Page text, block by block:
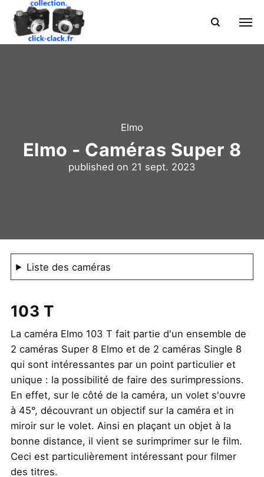
Elmo
Elmo - Caméras Super 8
published on 21 sept. 2023
Liste des caméras
103 T
La caméra Elmo 103 T fait partie d'un ensemble de
2 caméras Super 8 Elmo et de 2 caméras Single 8
qui sont intéressantes par un point particulier et
unique : la possibilité de faire des surimpressions.
En effet, sur le côté de la caméra, un volet s'ouvre
à 45°, découvrant un objectif sur la caméra et in
miroir sur le volet. Ainsi en plaçant un objet à la
bonne distance, il vient se surimprimer sur le film.
Ceci est particulièrement intéressant pour filmer
des titres.